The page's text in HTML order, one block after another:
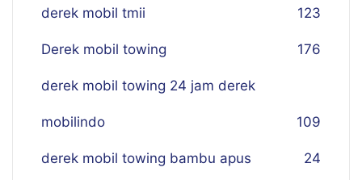
derek mobil tmii 123
Derek mobil towing 176
derek mobil towing 24 jam derek
mobilindo 109
derek mobil towing bambu apus 24